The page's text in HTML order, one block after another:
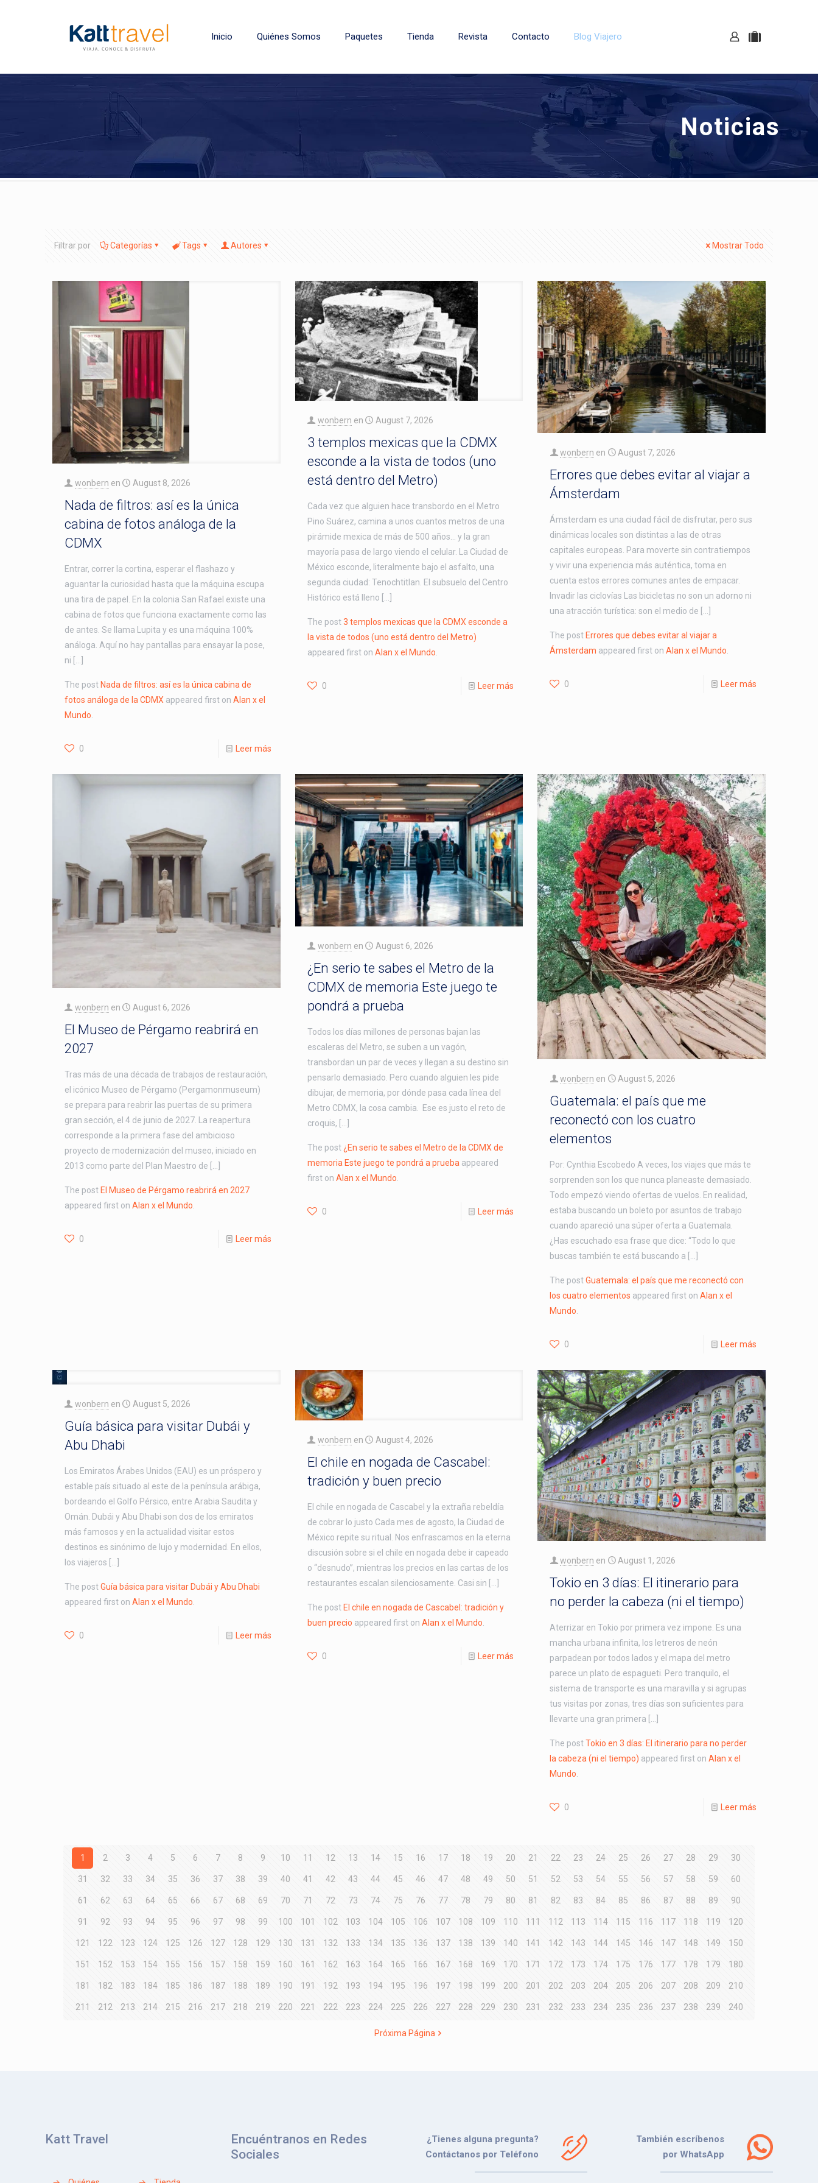
Inicio Quiénes Somos Paquetes Tienda Revista Contacto Blog Viajero
Noticias
Filtrar por Categorías Tags Autores Mostrar Todo
wonbern en August 8, 2026
Nada de filtros: así es la única
cabina de fotos análoga de la
CDMX
Entrar, correr la cortina, esperar el flashazo y
aguantar la curiosidad hasta que la máquina escupa
una tira de papel. En la colonia San Rafael existe una
cabina de fotos que funciona exactamente como las
de antes. Se llama Lupita y es una máquina 100%
análoga. Aquí no hay pantallas para ensayar la pose,
ni […]
The post Nada de filtros: así es la única cabina de
fotos análoga de la CDMX appeared first on Alan x el
Mundo
0 Leer más
wonbern en August 7, 2026
3 templos mexicas que la CDMX
esconde a la vista de todos (uno
está dentro del Metro)
Cada vez que alguien hace transbordo en el Metro
Pino Suárez, camina a unos cuantos metros de una
pirámide mexica de más de 500 años… y la gran
mayoría pasa de largo viendo el celular. La Ciudad de
México esconde, literalmente bajo el asfalto, una
segunda ciudad: Tenochtitlan. El subsuelo del Centro
Histórico está lleno […]
The post3 templos mexicas que la CDMX esconde a
la vista de todos (uno está dentro del Metro)
appeared first on Alan x el Mundo
0 Leer más
wonbern en August 7, 2026
Errores que debes evitar al viajar a
Ámsterdam
Ámsterdam es una ciudad fácil de disfrutar, pero sus
dinámicas locales son distintas a las de otras
capitales europeas. Para moverte sin contratiempos
y vivir una experiencia más auténtica, toma en
cuenta estos errores comunes antes de empacar.
Invadir las ciclovías Las bicicletas no son un adorno ni
una atracción turística: son el medio de […]
The post Errores que debes evitar al viajar a
Ámsterdam appeared first onAlan x el Mundo.
0 Leer más
wonbern en August 6, 2026
El Museo de Pérgamo reabrirá en
2027
Tras más de una década de trabajos de restauración,
el icónico Museo de Pérgamo (Pergamonmuseum)
se prepara para reabrir las puertas de su primera
gran sección, el 4 de junio de 2027. La reapertura
corresponde a la primera fase del ambicioso
proyecto de modernización del museo, iniciado en
2013 como parte del Plan Maestro de […]
The post El Museo de Pérgamo reabrirá en 2027
appeared first on Alan x el Mundo.
0 Leer más
wonbern en August 6, 2026
¿En serio te sabes el Metro de la
CDMX de memoria Este juego te
pondrá a prueba
Todos los días millones de personas bajan las
escaleras del Metro, se suben a un vagón,
transbordan un par de veces y llegan a su destino sin
pensarlo demasiado. Pero cuando alguien les pide
dibujar, de memoria, por dónde pasa cada línea del
Metro CDMX, la cosa cambia. Ese es justo el reto de
croquis, […]
The post ¿En serio te sabes el Metro de la CDMX de
memoria Este juego te pondrá a prueba appeared
first on Alan x el Mundo
0 Leer más
wonbern en August 5, 2026
Guatemala: el país que me
reconectó con los cuatro
elementos
Por: Cynthia Escobedo A veces, los viajes que más te
sorprenden son los que nunca planeaste demasiado.
Todo empezó viendo ofertas de vuelos. En realidad,
estaba buscando un boleto por asuntos de trabajo
cuando apareció una súper oferta a Guatemala.
¿Has escuchado esa frase que dice: “Todo lo que
buscas también te está buscando a […]
The postGuatemala: el país que me reconectó con
los cuatro elementos appeared first onAlan x el
Mundo
0 Leer más
wonbern en August 5, 2026
Guía básica para visitar Dubái y
Abu Dhabi
Los Emiratos Árabes Unidos (EAU) es un próspero y
estable país situado al este de la península arábiga,
bordeando el Golfo Pérsico, entre Arabia Saudita y
Omán. Dubái y Abu Dhabi son dos de los emiratos
más famosos y en la actualidad visitar estos
destinos es sinónimo de lujo y modernidad. En ellos,
los viajeros […]
The postGuía básica para visitar Dubái y Abu Dhabi
appeared first on Alan x el Mundo
0 Leer más
wonbern en August 4, 2026
El chile en nogada de Cascabel:
tradición y buen precio
El chile en nogada de Cascabel y la extraña rebeldía
de cobrar lo justo Cada mes de agosto, la Ciudad de
México repite su ritual. Nos enfrascamos en la eterna
discusión sobre si el chile en nogada debe ir capeado
o “desnudo”, mientras los precios en las cartas de los
restaurantes escalan silenciosamente. Casi sin […]
The postEl chile en nogada de Cascabel: tradición y
buen precio appeared first on Alan x el Mundo
0 Leer más
wonbern en August 1, 2026
Tokio en 3 días: El itinerario para
no perder la cabeza (ni el tiempo)
Aterrizar en Tokio por primera vez impone. Es una
mancha urbana infinita, los letreros de neón
parpadean por todos lados y el mapa del metro
parece un plato de espagueti. Pero tranquilo, el
sistema de transporte es una maravilla y si agrupas
tus visitas por zonas, tres días son suficientes para
llevarte una gran primera […]
The postTokio en 3 días: El itinerario para no perder
la cabeza (ni el tiempo) appeared first onAlan x el
Mundo
0 Leer más
1 2 3 4 5 6 7 8 9 10 11 12 13 14 15 16 17 18 19 20 21 22 23 24 25 26 27 28 29 30
31 32 33 34 35 36 37 38 39 40 41 42 43 44 45 46 47 48 49 50 51 52 53 54 55 56 57 58 59 60
61 62 63 64 65 66 67 68 69 70 71 72 73 74 75 76 77 78 79 80 81 82 83 84 85 86 87 88 89 90
91 92 93 94 95 96 97 98 99 100 101 102 103 104 105 106 107 108 109 110 111 112 113 114 115 116 117 118 119 120
121 122 123 124 125 126 127 128 129 130 131 132 133 134 135 136 137 138 139 140 141 142 143 144 145 146 147 148 149 150
151 152 153 154 155 156 157 158 159 160 161 162 163 164 165 166 167 168 169 170 171 172 173 174 175 176 177 178 179 180
181 182 183 184 185 186 187 188 189 190 191 192 193 194 195 196 197 198 199 200 201 202 203 204 205 206 207 208 209 210
211 212 213 214 215 216 217 218 219 220 221 222 223 224 225 226 227 228 229 230 231 232 233 234 235 236 237 238 239 240
Próxima Página
Katt Travel
Encuéntranos en Redes
Sociales
¿Tienes alguna pregunta?
Contáctanos por Teléfono
También escríbenos
por WhatsApp